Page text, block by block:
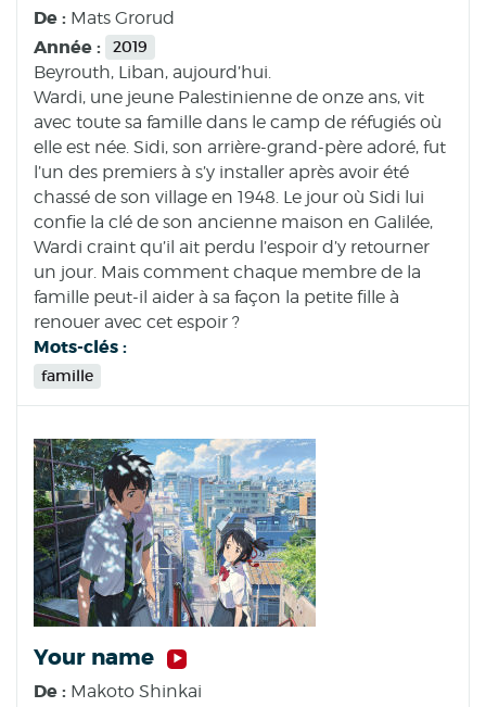
De : Mats Grorud
Année : 2019
Beyrouth, Liban, aujourd’hui.
Wardi, une jeune Palestinienne de onze ans, vit
avec toute sa famille dans le camp de réfugiés où
elle est née. Sidi, son arrière-grand-père adoré, fut
l’un des premiers à s’y installer après avoir été
chassé de son village en 1948. Le jour où Sidi lui
confie la clé de son ancienne maison en Galilée,
Wardi craint qu’il ait perdu l’espoir d’y retourner
un jour. Mais comment chaque membre de la
famille peut-il aider à sa façon la petite fille à
renouer avec cet espoir ?
Mots-clés :
famille
Your name
De : Makoto Shinkai